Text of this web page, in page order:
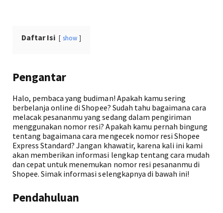
Daftar Isi show
Pengantar
Halo, pembaca yang budiman! Apakah kamu sering
berbelanja online di Shopee? Sudah tahu bagaimana cara
melacak pesananmu yang sedang dalam pengiriman
menggunakan nomor resi? Apakah kamu pernah bingung
tentang bagaimana cara mengecek nomor resi Shopee
Express Standard? Jangan khawatir, karena kali ini kami
akan memberikan informasi lengkap tentang cara mudah
dan cepat untuk menemukan nomor resi pesananmu di
Shopee. Simak informasi selengkapnya di bawah ini!
Pendahuluan